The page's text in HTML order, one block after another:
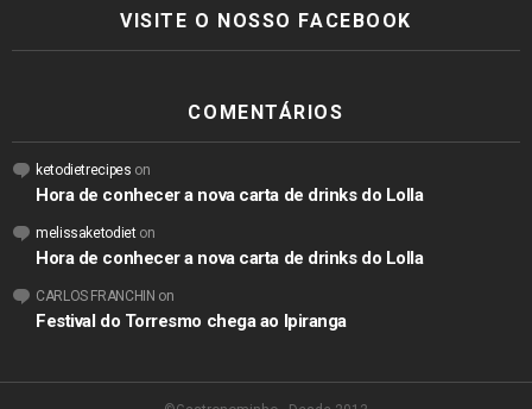
VISITE O NOSSO FACEBOOK
COMENTÁRIOS
ketodietrecipes on
Hora de conhecer a nova carta de drinks do Lolla
melissaketodieton
Hora de conhecer a nova carta de drinks do Lolla
CARLOS FRANCHIN on
Festival do Torresmo chega ao Ipiranga